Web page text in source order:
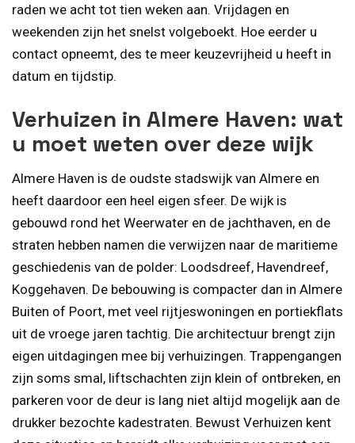
raden we acht tot tien weken aan. Vrijdagen en
weekenden zijn het snelst volgeboekt. Hoe eerder u
contact opneemt, des te meer keuzevrijheid u heeft in
datum en tijdstip.
Verhuizen in Almere Haven: wat
u moet weten over deze wijk
Almere Haven is de oudste stadswijk van Almere en
heeft daardoor een heel eigen sfeer. De wijk is
gebouwd rond het Weerwater en de jachthaven, en de
straten hebben namen die verwijzen naar de maritieme
geschiedenis van de polder: Loodsdreef, Havendreef,
Koggehaven. De bebouwing is compacter dan in Almere
Buiten of Poort, met veel rijtjeswoningen en portiekflats
uit de vroege jaren tachtig. Die architectuur brengt zijn
eigen uitdagingen mee bij verhuizingen. Trappengangen
zijn soms smal, liftschachten zijn klein of ontbreken, en
parkeren voor de deur is lang niet altijd mogelijk aan de
drukker bezochte kadestraten. Bewust Verhuizen kent